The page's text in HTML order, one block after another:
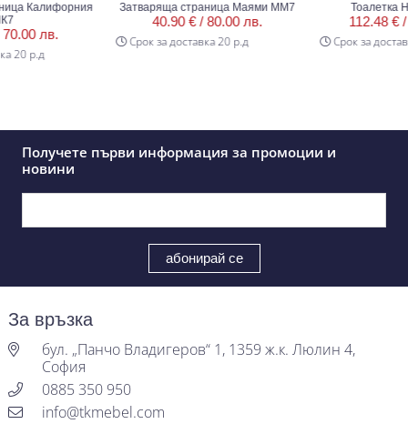
Калифорния
лв.
р.д
Затваряща страница Маями ММ7
40.90 € /80.00 лв.
Срок за доставка 20 р.д
Тоалетка
112.48 € /
Срок за доставка
Получете първи информация за промоции и
новини
За връзка
бул. „Панчо Владигеров“ 1, 1359 ж.к. Люлин 4,
София
0885 350 950
info@tkmebel.com